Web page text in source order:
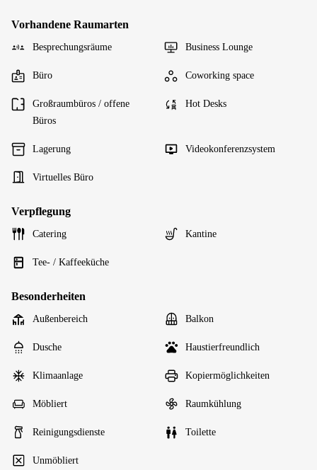
Vorhandene Raumarten
Besprechungsräume Business Lounge
Büro Coworking space
Großraumbüros / offene
Büros
Hot Desks
Lagerung Videokonferenzsystem
Virtuelles Büro
Verpflegung
Catering Kantine
Tee- / Kaffeeküche
Besonderheiten
Außenbereich Balkon
Dusche Haustierfreundlich
Klimaanlage Kopiermöglichkeiten
Möbliert Raumkühlung
Reinigungsdienste Toilette
Unmöbliert